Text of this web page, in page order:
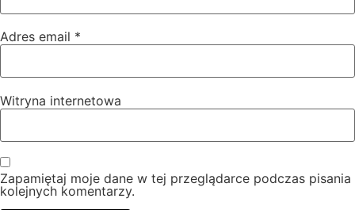
Adres email *
Witryna internetowa
Zapamiętaj moje dane w tej przeglądarce podczas pisania
kolejnych komentarzy.